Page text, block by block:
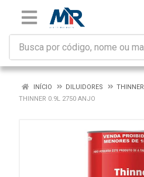
INÍCIO DILUIDORES
THINNER
THINNER 0.9L 2750 ANJO